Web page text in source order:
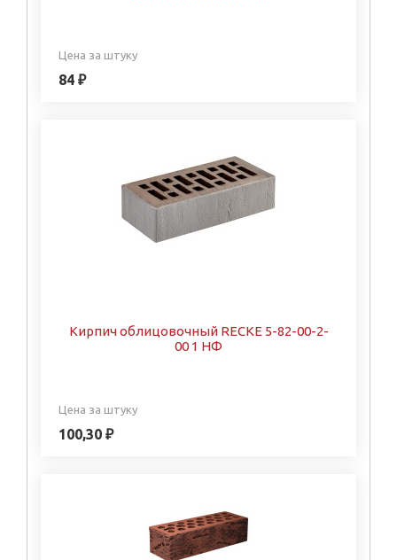
Цена за штуку
84 ₽
Кирпич облицовочный RECKE 5-82-00-2-
00 1 НФ
Цена за штуку
100,30 ₽